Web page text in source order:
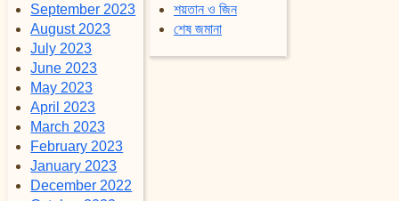
September 2023
August 2023
July 2023
June 2023
May 2023
April 2023
March 2023
February 2023
January 2023
December 2022
শয়তান ও জিন
শেষ জমানা